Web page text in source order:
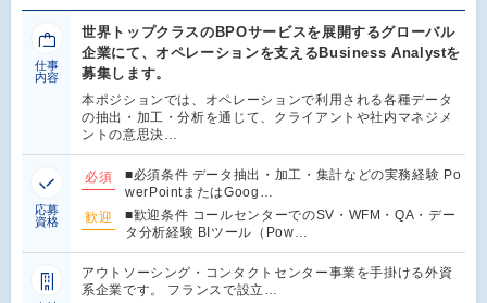
仕事
内容
世界トップクラスのBPOサービスを展開するグローバル
企業にて、オペレーションを支えるBusiness Analystを
募集します。
本ポジションでは、オペレーションで利用される各種データ
の抽出・加工・分析を通じて、クライアントや社内マネジメ
ントの意思決…
応募
資格
必須
■必須条件 データ抽出・加工・集計などの実務経験 Po
werPointまたはGoog…
歓迎
■歓迎条件 コールセンターでのSV・WFM・QA・デー
タ分析経験 BIツール（Pow…
アウトソーシング・コンタクトセンター事業を手掛ける外資
系企業です。 フランスで設立…